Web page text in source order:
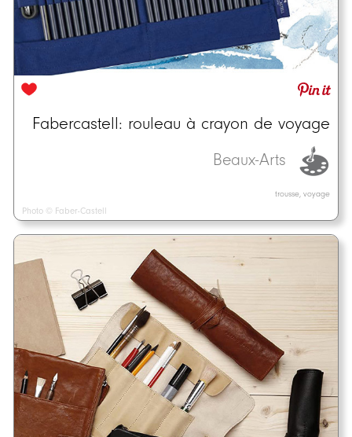
Fabercastell: rouleau à crayon de voyage
Beaux-Arts
trousse, voyage
Photo © Faber-Castell